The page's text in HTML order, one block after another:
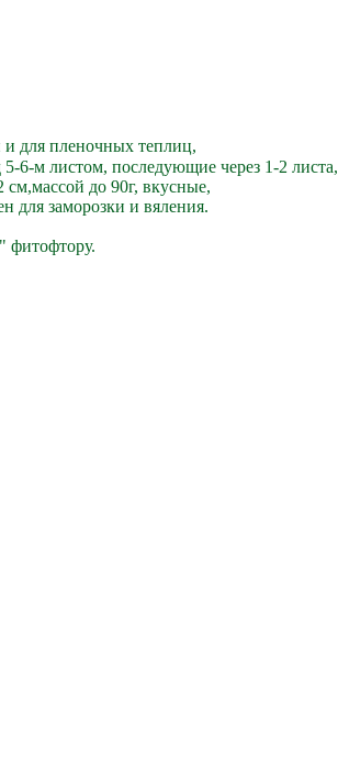
и для пленочных теплиц,
6-м листом, последующие через 1-2 листа,
см,массой до 90г, вкусные,
для заморозки и вяления.
фитофтору.